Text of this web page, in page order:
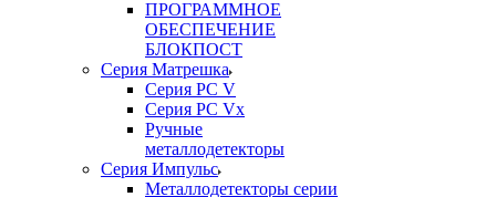
ПРОГРАММНОЕ
ОБЕСПЕЧЕНИЕ
БЛОКПОСТ
Серия Матрешка
Серия PC V
Серия PC Vx
Ручные
металлодетекторы
Серия Импульс
Металлодетекторы серии